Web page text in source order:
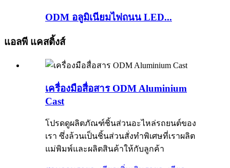
ODM อลูมิเนียมไฟถนน LED...
แอลพี แคสติ้งส์
เครื่องมือสื่อสาร ODM Aluminium
Cast
โปรดดูผลิตภัณฑ์ชิ้นส่วนอะไหล่รถยนต์ของ
เรา ซึ่งล้วนเป็นชิ้นส่วนสั่งทำพิเศษที่เราผลิต
แม่พิมพ์และผลิตสินค้าให้กับลูกค้า